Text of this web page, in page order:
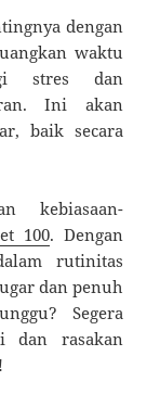
dengan
waktu
stres dan
Ini akan
baik secara
kebiasaan-
100. Dengan
rutinitas
dan penuh
Segera
dan rasakan